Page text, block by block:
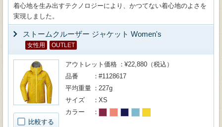
着心地を生み出すテクノロジーにより、かつてない着心地のよさを
実現しました。
ストームクルーザー ジャケット Women's
女性用 OUTLET
比較する
アウトレット価格
¥22,880（税込）
品番
#1128617
平均重量
227g
サイズ
XS
カラー